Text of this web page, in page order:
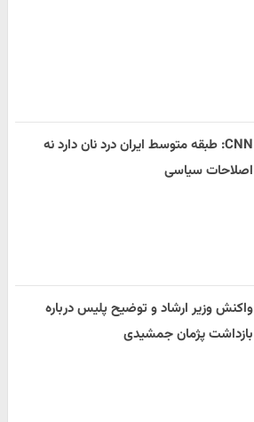
CNN: طبقه متوسط ایران درد نان دارد نه
اصلاحات سیاسی
واکنش وزیر ارشاد و توضیح پلیس درباره
بازداشت پژمان جمشیدی